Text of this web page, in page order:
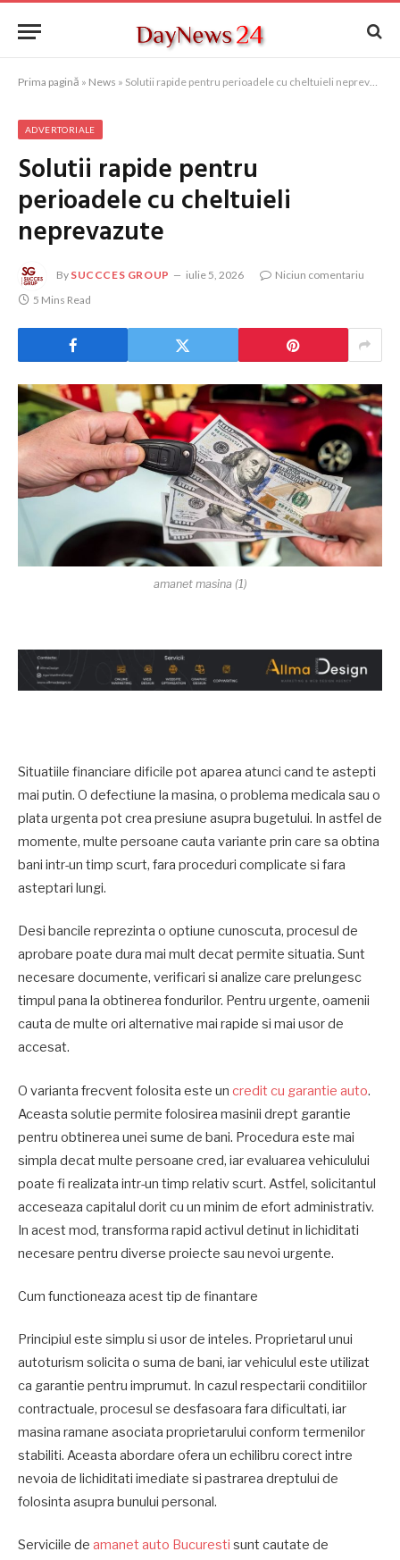
Prima pagină » News » Solutii rapide pentru perioadele cu cheltuieli neprevazute
ADVERTORIALE
Solutii rapide pentru
perioadele cu cheltuieli
neprevazute
By SUCCCES GROUP iulie 5, 2026
Niciun comentariu
5 Mins Read
amanet masina (1)
Situatiile financiare dificile pot aparea atunci cand te astepti
mai putin. O defectiune la masina, o problema medicala sau o
plata urgenta pot crea presiune asupra bugetului. In astfel de
momente, multe persoane cauta variante prin care sa obtina
bani intr-un timp scurt, fara proceduri complicate si fara
asteptari lungi.
Desi bancile reprezinta o optiune cunoscuta, procesul de
aprobare poate dura mai mult decat permite situatia. Sunt
necesare documente, verificari si analize care prelungesc
timpul pana la obtinerea fondurilor. Pentru urgente, oamenii
cauta de multe ori alternative mai rapide si mai usor de
accesat.
O varianta frecvent folosita este un credit cu garantie auto.
Aceasta solutie permite folosirea masinii drept garantie
pentru obtinerea unei sume de bani. Procedura este mai
simpla decat multe persoane cred, iar evaluarea vehiculului
poate fi realizata intr-un timp relativ scurt. Astfel, solicitantul
acceseaza capitalul dorit cu un minim de efort administrativ.
In acest mod, transforma rapid activul detinut in lichiditati
necesare pentru diverse proiecte sau nevoi urgente.
Cum functioneaza acest tip de finantare
Principiul este simplu si usor de inteles. Proprietarul unui
autoturism solicita o suma de bani, iar vehiculul este utilizat
ca garantie pentru imprumut. In cazul respectarii conditiilor
contractuale, procesul se desfasoara fara dificultati, iar
masina ramane asociata proprietarului conform termenilor
stabiliti. Aceasta abordare ofera un echilibru corect intre
nevoia de lichiditati imediate si pastrarea dreptului de
folosinta asupra bunului personal.
Serviciile de amanet auto Bucuresti sunt cautate de